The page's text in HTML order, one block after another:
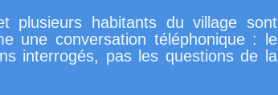
plusieurs habitants du village sont
une conversation téléphonique : le
interrogés, pas les questions de la